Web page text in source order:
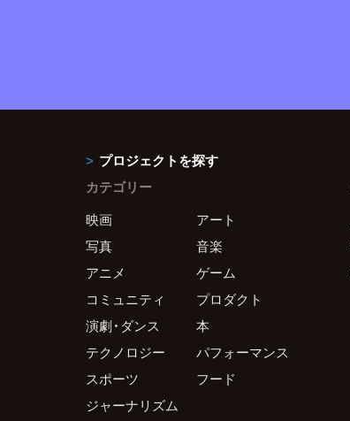
プロジェクトを探す
カテゴリー
映画
アート
写真
音楽
アニメ
ゲーム
コミュニティ
プロダクト
演劇・ダンス
本
テクノロジー
パフォーマンス
スポーツ
フード
ジャーナリズム